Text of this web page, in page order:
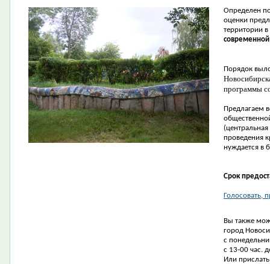
Определен
оценки
территории
Порядок
программы
Предлагаем
проведения
нуждается в
Срок
Голосовать,
Вы также
город
с
с 13-00 час.
Или